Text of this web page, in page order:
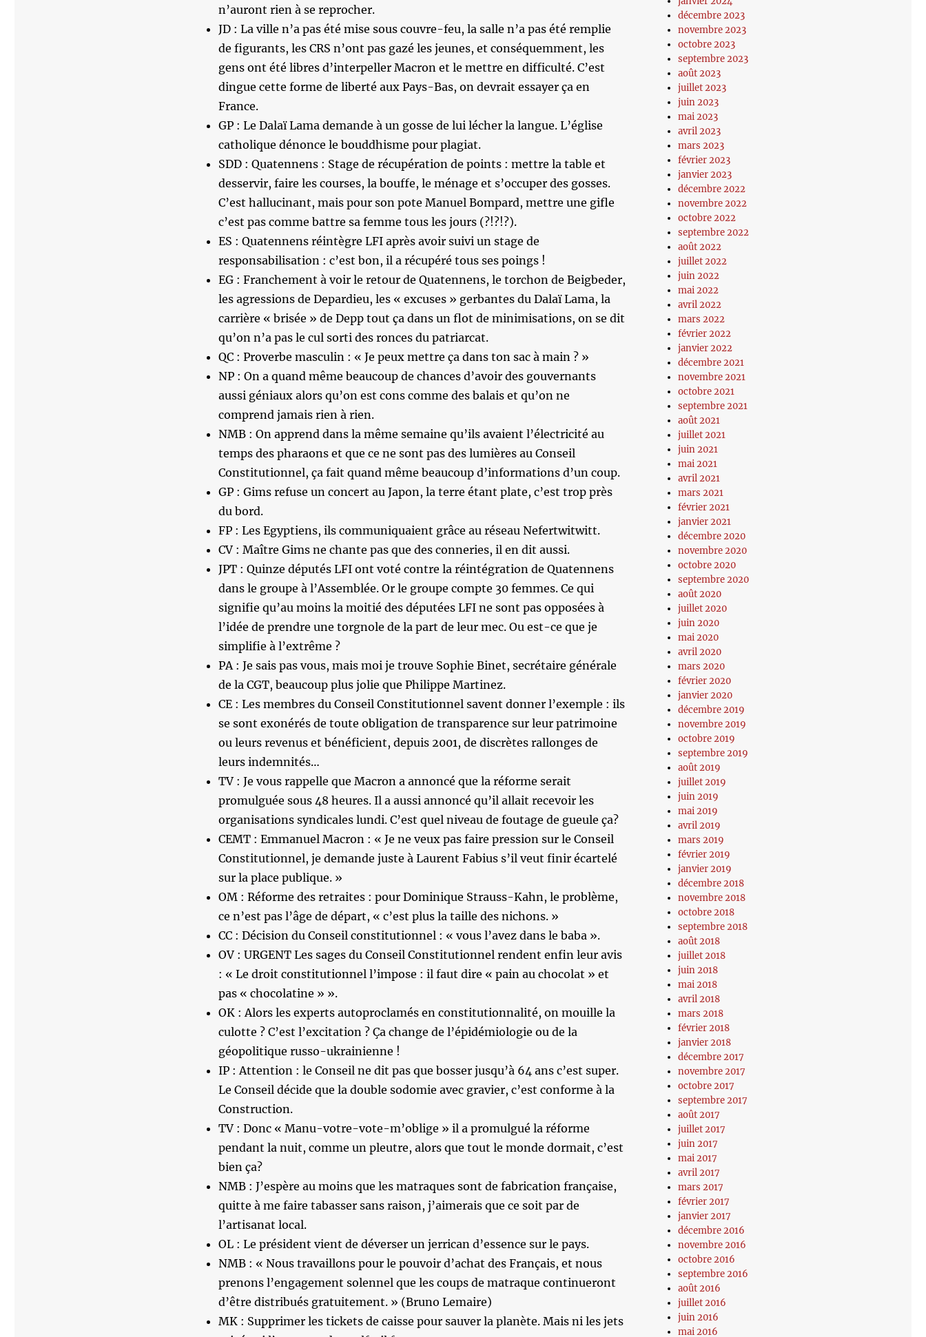
n’auront rien à se reprocher.
JD : La ville n’a pas été mise sous couvre-feu, la salle n’a pas été remplie
de figurants, les CRS n’ont pas gazé les jeunes, et conséquemment, les
gens ont été libres d’interpeller Macron et le mettre en difficulté. C’est
dingue cette forme de liberté aux Pays-Bas, on devrait essayer ça en
France.
GP : Le Dalaï Lama demande à un gosse de lui lécher la langue. L’église
catholique dénonce le bouddhisme pour plagiat.
SDD : Quatennens : Stage de récupération de points : mettre la table et
desservir, faire les courses, la bouffe, le ménage et s’occuper des gosses.
C’est hallucinant, mais pour son pote Manuel Bompard, mettre une gifle
c’est pas comme battre sa femme tous les jours (?!?!?).
ES : Quatennens réintègre LFI après avoir suivi un stage de
responsabilisation : c’est bon, il a récupéré tous ses poings !
EG : Franchement à voir le retour de Quatennens, le torchon de Beigbeder,
les agressions de Depardieu, les « excuses » gerbantes du Dalaï Lama, la
carrière « brisée » de Depp tout ça dans un flot de minimisations, on se dit
qu’on n’a pas le cul sorti des ronces du patriarcat.
QC : Proverbe masculin : « Je peux mettre ça dans ton sac à main ? »
NP : On a quand même beaucoup de chances d’avoir des gouvernants
aussi géniaux alors qu’on est cons comme des balais et qu’on ne
comprend jamais rien à rien.
NMB : On apprend dans la même semaine qu’ils avaient l’électricité au
temps des pharaons et que ce ne sont pas des lumières au Conseil
Constitutionnel, ça fait quand même beaucoup d’informations d’un coup.
GP : Gims refuse un concert au Japon, la terre étant plate, c’est trop près
du bord.
FP : Les Egyptiens, ils communiquaient grâce au réseau Nefertwitwitt.
CV : Maître Gims ne chante pas que des conneries, il en dit aussi.
JPT : Quinze députés LFI ont voté contre la réintégration de Quatennens
dans le groupe à l’Assemblée. Or le groupe compte 30 femmes. Ce qui
signifie qu’au moins la moitié des députées LFI ne sont pas opposées à
l’idée de prendre une torgnole de la part de leur mec. Ou est-ce que je
simplifie à l’extrême ?
PA : Je sais pas vous, mais moi je trouve Sophie Binet, secrétaire générale
de la CGT, beaucoup plus jolie que Philippe Martinez.
CE : Les membres du Conseil Constitutionnel savent donner l’exemple : ils
se sont exonérés de toute obligation de transparence sur leur patrimoine
ou leurs revenus et bénéficient, depuis 2001, de discrètes rallonges de
leurs indemnités…
TV : Je vous rappelle que Macron a annoncé que la réforme serait
promulguée sous 48 heures. Il a aussi annoncé qu’il allait recevoir les
organisations syndicales lundi. C’est quel niveau de foutage de gueule ça?
CEMT : Emmanuel Macron : « Je ne veux pas faire pression sur le Conseil
Constitutionnel, je demande juste à Laurent Fabius s’il veut finir écartelé
sur la place publique. »
OM : Réforme des retraites : pour Dominique Strauss-Kahn, le problème,
ce n’est pas l’âge de départ, « c’est plus la taille des nichons. »
CC : Décision du Conseil constitutionnel : « vous l’avez dans le baba ».
OV : URGENT Les sages du Conseil Constitutionnel rendent enfin leur avis
: « Le droit constitutionnel l’impose : il faut dire « pain au chocolat » et
pas « chocolatine » ».
OK : Alors les experts autoproclamés en constitutionnalité, on mouille la
culotte ? C’est l’excitation ? Ça change de l’épidémiologie ou de la
géopolitique russo-ukrainienne !
IP : Attention : le Conseil ne dit pas que bosser jusqu’à 64 ans c’est super.
Le Conseil décide que la double sodomie avec gravier, c’est conforme à la
Construction.
TV : Donc « Manu-votre-vote-m’oblige » il a promulgué la réforme
pendant la nuit, comme un pleutre, alors que tout le monde dormait, c’est
bien ça?
NMB : J’espère au moins que les matraques sont de fabrication française,
quitte à me faire tabasser sans raison, j’aimerais que ce soit par de
l’artisanat local.
OL : Le président vient de déverser un jerrican d’essence sur le pays.
NMB : « Nous travaillons pour le pouvoir d’achat des Français, et nous
prenons l’engagement solennel que les coups de matraque continueront
d’être distribués gratuitement. » (Bruno Lemaire)
MK : Supprimer les tickets de caisse pour sauver la planète. Mais ni les jets
décembre 2023
novembre 2023
octobre 2023
septembre 2023
août 2023
juillet 2023
juin 2023
mai 2023
avril 2023
mars 2023
février 2023
janvier 2023
décembre 2022
novembre 2022
octobre 2022
septembre 2022
août 2022
juillet 2022
juin 2022
mai 2022
avril 2022
mars 2022
février 2022
janvier 2022
décembre 2021
novembre 2021
octobre 2021
septembre 2021
août 2021
juillet 2021
juin 2021
mai 2021
avril 2021
mars 2021
février 2021
janvier 2021
décembre 2020
novembre 2020
octobre 2020
septembre 2020
août 2020
juillet 2020
juin 2020
mai 2020
avril 2020
mars 2020
février 2020
janvier 2020
décembre 2019
novembre 2019
octobre 2019
septembre 2019
août 2019
juillet 2019
juin 2019
mai 2019
avril 2019
mars 2019
février 2019
janvier 2019
décembre 2018
novembre 2018
octobre 2018
septembre 2018
août 2018
juillet 2018
juin 2018
mai 2018
avril 2018
mars 2018
février 2018
janvier 2018
décembre 2017
novembre 2017
octobre 2017
septembre 2017
août 2017
juillet 2017
juin 2017
mai 2017
avril 2017
mars 2017
février 2017
janvier 2017
décembre 2016
novembre 2016
octobre 2016
septembre 2016
août 2016
juillet 2016
juin 2016
mai 2016